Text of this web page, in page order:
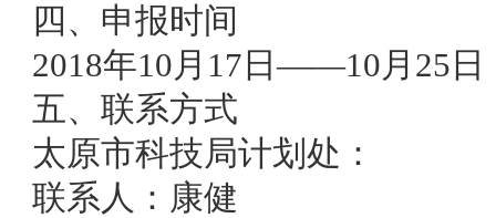
四、申报时间
2018年10月 17 日——10月 25 日
五、联系方式
太原市科技局计划处：
联系人：康健